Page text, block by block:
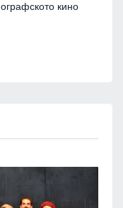
кино